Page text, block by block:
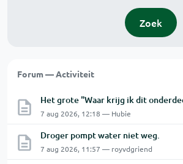
Zoek
Forum — Activiteit
Het grote "Waar krijg ik dit
7 aug 2026, 12:18 — Hubie
Droger pompt water niet weg.
7 aug 2026, 11:57 — royvdgriend